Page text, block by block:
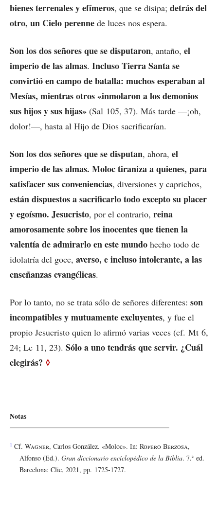
bienes terrenales y efímeros, que se disipa; detrás del
otro, un Cielo perenne de luces nos espera.
Son los dos señores que se disputaron, antaño, el
imperio de las almas. Incluso Tierra Santa se
convirtió en campo de batalla: muchos esperaban al
Mesías, mientras otros «inmolaron a los demonios
sus hijos y sus hijas» (Sal 105, 37). Más tarde —¡oh,
dolor!—, hasta al Hijo de Dios sacrificarían.
Son los dos señores que se disputan, ahora, el
imperio de las almas. Moloc tiraniza a quienes, para
satisfacer sus conveniencias, diversiones y caprichos,
están dispuestos a sacrificarlo todo excepto su placer
y egoísmo. Jesucristo, por el contrario, reina
amorosamente sobre los inocentes que tienen la
valentía de admirarlo en este mundo hecho todo de
idolatría del goce, averso, e incluso intolerante, a las
enseñanzas evangélicas.
Por lo tanto, no se trata sólo de señores diferentes: son
incompatibles y mutuamente excluyentes, y fue el
propio Jesucristo quien lo afirmó varias veces (cf. Mt 6,
24; Lc 11, 23). Sólo a uno tendrás que servir. ¿Cuál
elegirás? ◊
Notas
1 Cf. Wagner, Carlos González. «Moloc». In: Ropero Berzosa,
Alfonso (Ed.). Gran diccionario enciclopédico de la Biblia. 7.ª ed.
Barcelona: Clie, 2021, pp. 1725-1727.